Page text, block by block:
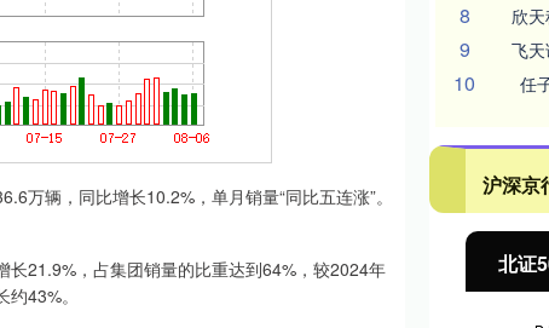
辆，同比增长10.2%，单月销量“同比五连涨”。
21.9%，占集团销量的比重达到64%，较2024年
43%。
8 欣
9 飞
10 任
沪深京
北证50 1122.88 3.42 0.30% 创业板